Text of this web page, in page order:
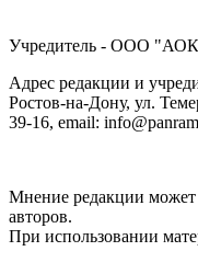
Учредитель - ООО
Адрес редакции и
Ростов-на-Дону, ул.
39-16, email:
Мнение редакции может
авторов.
При использовании